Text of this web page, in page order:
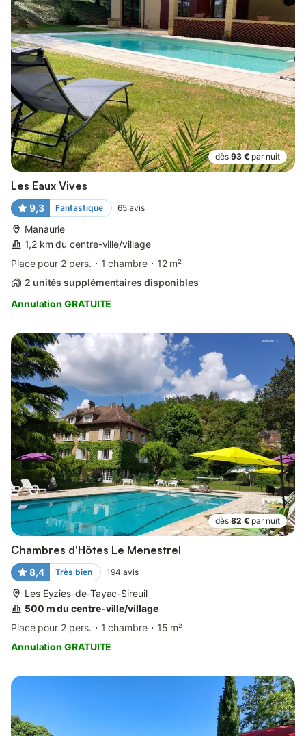
dès 93 € par nuit
Les Eaux Vives
9,3 Fantastique 65 avis
Manaurie
1,2 km du centre-ville/village
Place pour 2 pers.
1 chambre
12 m²
2 unités supplémentaires disponibles
Annulation GRATUITE
dès 82 € par nuit
Chambres d'Hôtes Le Menestrel
8,4 Très bien 194 avis
Les Eyzies-de-Tayac-Sireuil
500 m du centre-ville/village
Place pour 2 pers.
1 chambre
15 m²
Annulation GRATUITE